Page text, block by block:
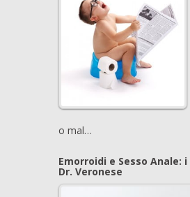
o mal…
Emorroidi e Sesso Anale:
Dr. Veronese